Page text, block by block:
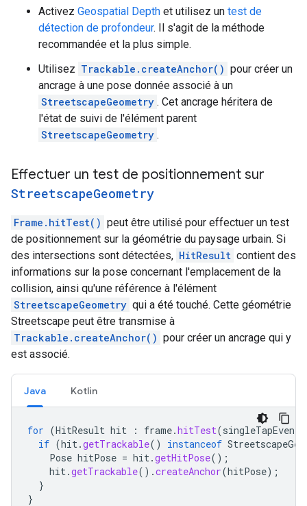
Activez Geospatial Depth et utilisez un test de
détection de profondeur. Il s'agit de la méthode
recommandée et la plus simple.
Utilisez Trackable.createAnchor() pour créer un
ancrage à une pose donnée associé à un
StreetscapeGeometry . Cet ancrage héritera de
l'état de suivi de l'élément parent
StreetscapeGeometry .
Effectuer un test de positionnement sur
StreetscapeGeometry
Frame.hitTest() peut être utilisé pour effectuer un test
de positionnement sur la géométrie du paysage urbain. Si
des intersections sont détectées, HitResult contient des
informations sur la pose concernant l'emplacement de la
collision, ainsi qu'une référence à l'élément
StreetscapeGeometry qui a été touché. Cette géométrie
Streetscape peut être transmise à
Trackable.createAnchor() pour créer un ancrage qui y
est associé.
Java Kotlin
for (HitResult hit : frame.hitTest(singleTapEvent
if (hit .getTrackable() instanceof
Pose hitPose = hit .getHitPose();
hit .getTrackable().createAnchor(hitPose);
}
}